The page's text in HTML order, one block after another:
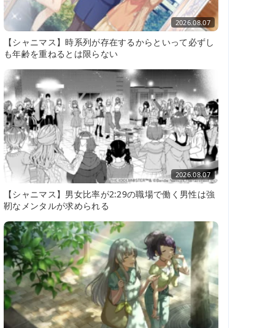
2026.08.07
【シャニマス】時系列が存在するからといって必ずし
も年齢を重ねるとは限らない
2026.08.07
【シャニマス】男女比率が2:29の職場で働く男性は強
靭なメンタルが求められる